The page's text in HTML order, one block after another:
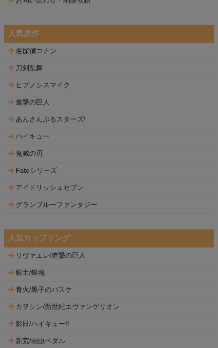
人気原作
名探偵コナン
刀剣乱舞
ヒプノシスマイク
進撃の巨人
あんさんぶるスターズ!
ハイキュー
鬼滅の刃
Fateシリーズ
アイドリッシュセブン
グランブルーファンタジー
人気カップリング
リヴァエレ/進撃の巨人
銀土/銀魂
青火/黒子のバスケ
カヲシン/新世紀エヴァンゲリオン
影日/ハイキュー!!
新荒/弱虫ペダル